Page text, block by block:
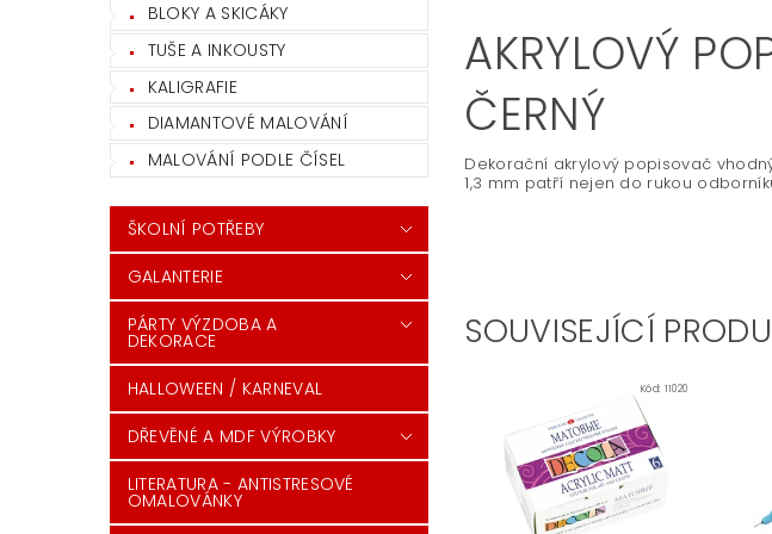
BLOKY A SKICÁKY
TUŠE A INKOUSTY
KALIGRAFIE
DIAMANTOVÉ MALOVÁNÍ
MALOVÁNÍ PODLE ČÍSEL
ŠKOLNÍ POTŘEBY
GALANTERIE
PÁRTY VÝZDOBA A
DEKORACE
HALLOWEEN / KARNEVAL
DŘEVĚNÉ A MDF VÝROBKY
LITERATURA - ANTISTRESOVÉ
OMALOVÁNKY
AKRYLOVÝ
ČERNÝ
Dekorační akrylový popisovač
1,3 mm patří nejen do rukou
SOUVISEJÍCÍ
Kód: 11020